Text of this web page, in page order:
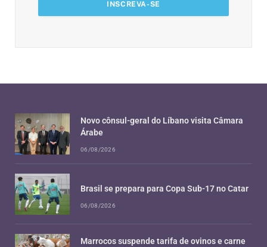
Novo cônsul-geral do Líbano visita Câmara
Árabe
06/08/2026
Brasil se prepara para Copa Sub-17 no Catar
06/08/2026
Marrocos suspende tarifa de ovinos e carne